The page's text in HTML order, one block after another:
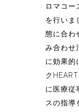
ロマコー
を行いま
態に合わ
み合わせ
に効果的
ク
に医療従
スの指導